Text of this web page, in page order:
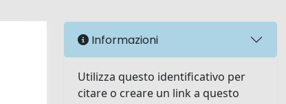
Informazioni
Utilizza questo identificativo per
citare o creare un link a questo